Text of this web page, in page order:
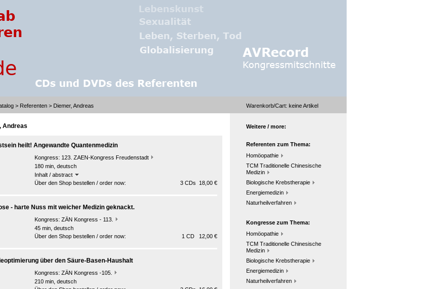
> Referenten > Diemer, Andreas Warenkorb/Cart: keineArtikel
Andreas
heilt! Angewandte Quantenmedizin
Kongress: 123. ZAEN-Kongress Freudenstadt
180 min, deutsch
Inhalt / abstract
Über den Shop bestellen / order now:
3 CDs 18,00 €
- harte Nuss mit weicher Medizin geknackt.
Kongress: ZÄN Kongress - 113.
45 min, deutsch
Über den Shop bestellen / order now:
1 CD 12,00 €
über den Säure-Basen-Haushalt
Kongress: ZÄN Kongress -105.
210 min, deutsch
Weitere / more:
Referenten zum Thema:
Homöopathie
TCM Traditionelle Chinesische
Medizin
Biologische Krebstherapie
Energiemedizin
Naturheilverfahren
Kongresse zum Thema:
Homöopathie
TCM Traditionelle Chinesische
Medizin
Biologische Krebstherapie
Energiemedizin
Naturheilverfahren